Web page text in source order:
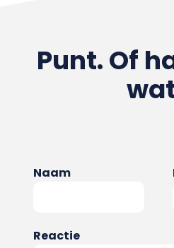
Punt. Of
Naam
Reactie